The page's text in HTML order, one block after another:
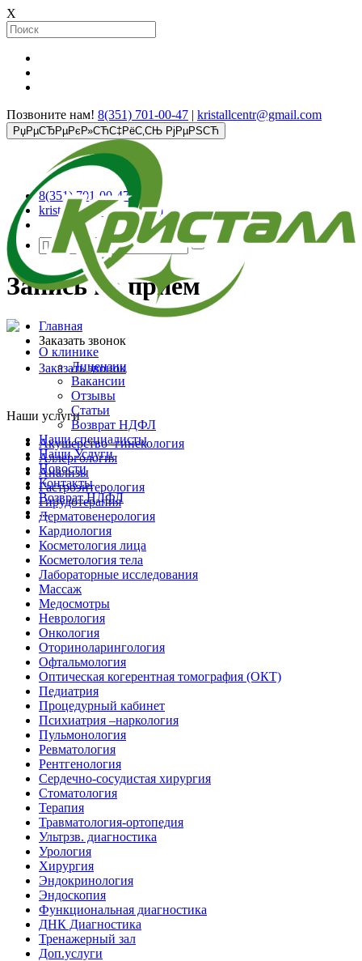
X
Позвоните нам! 8(351) 701-00-47 | kristallcentr@gmail.com
РџРµСЂРµРєР»СЋС‡РёС‚СЊ РјРµРЅСЋ
О клинике
Лицензии
Вакансии
Отзывы
Статьи
Возврат НДФЛ
Наши специалисты
Наши Услуги
Новости
Контакты
Возврат НДФЛ
...
8(351) 701-00-47
kristallcentr@gmail.com
Запись на прием
Главная
Заказать звонок
Заказать звонок
Наши услуги
Акушерство -гинекология
Аллергология
Анализы
Гастроэнтерология
Гирудотерапия
Дерматовенерология
Кардиология
Косметология лица
Косметология тела
Лабораторные исследования
Массаж
Медосмотры
Неврология
Онкология
Оториноларингология
Офтальмология
Оптическая когерентная томография (ОКТ)
Педиатрия
Процедурный кабинет
Психиатрия –наркология
Пульмонология
Ревматология
Рентгенология
Сердечно-сосудистая хирургия
Стоматология
Терапия
Травматология-ортопедия
Ультрзв. диагностика
Урология
Хирургия
Эндокринология
Эндоскопия
Функциональная диагностика
ДНК Диагностика
Тренажерный зал
Доп.услуги